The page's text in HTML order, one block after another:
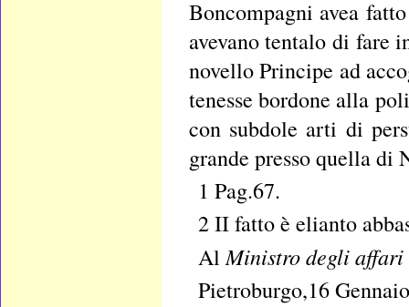
Boncompagni avea
avevano tentalo di fare
novello Principe ad
tenesse bordone alla
con subdole arti di
grande presso quella di
1 Pag.67.
2 II fatto è elianto
AlMinistro degli
Pietroburgo,16